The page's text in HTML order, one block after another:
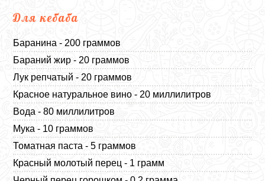
Для кебаба
Баранина - 200 граммов
Бараний жир - 20 граммов
Лук репчатый - 20 граммов
Красное натуральное вино - 20 миллилитров
Вода - 80 миллилитров
Мука - 10 граммов
Томатная паста - 5 граммов
Красный молотый перец - 1 грамм